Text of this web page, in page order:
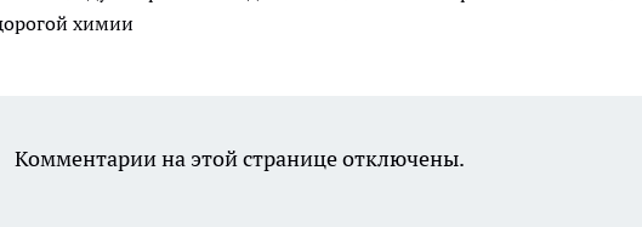
химии
Комментарии на этой странице отключены.